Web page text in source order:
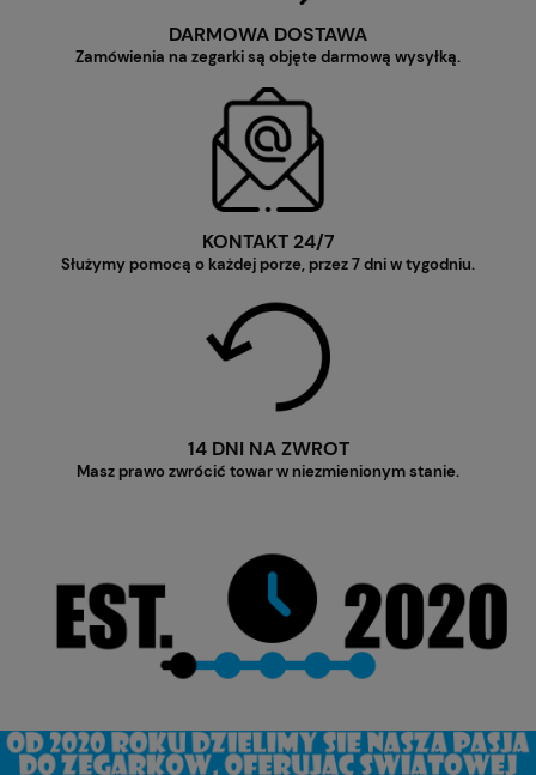
DARMOWA DOSTAWA
Zamówienia na zegarki są objęte darmową wysyłką.
KONTAKT 24/7
Służymy pomocą o każdej porze, przez 7 dni w tygodniu.
14 DNI NA ZWROT
Masz prawo zwrócić towar w niezmienionym stanie.